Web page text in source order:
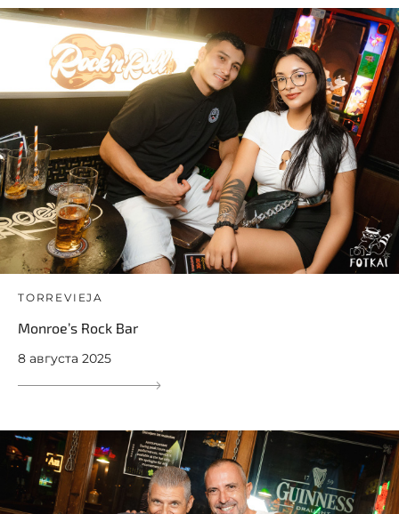
TORREVIEJA
Monroe’s Rock Bar
8 августа 2025